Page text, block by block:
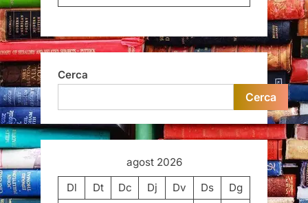
Cerca
Cerca
agost 2026
Dl
Dt Dc Dj Dv Ds
Dg